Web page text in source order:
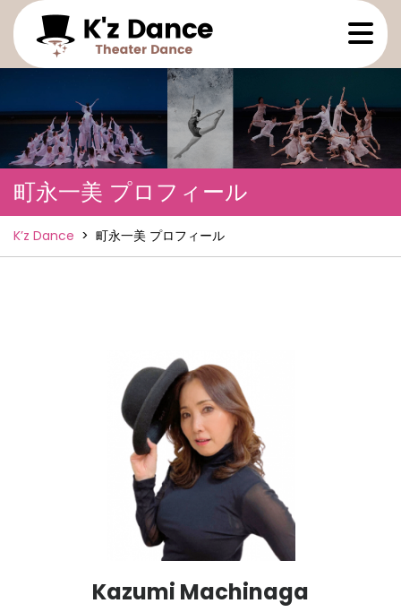
Skip
to
content
町永一美 プロフィール
K’z Dance > 町永一美 プロフィール
Kazumi Machinaga